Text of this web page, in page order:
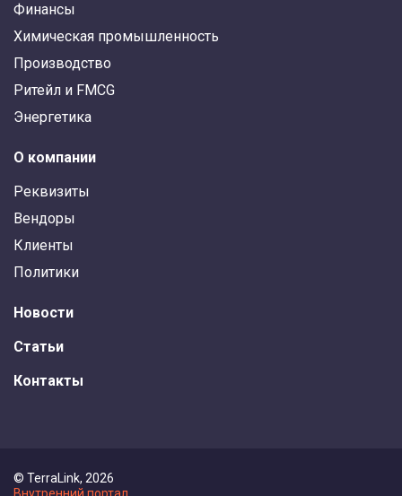
Финансы
Химическая промышленность
Производство
Ритейл и FMCG
Энергетика
О компании
Реквизиты
Вендоры
Клиенты
Политики
Новости
Статьи
Контакты
© TerraLink, 2026